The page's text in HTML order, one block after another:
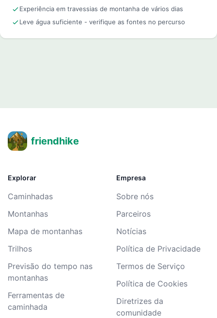
Experiência em travessias de montanha de vários dias
Leve água suficiente - verifique as fontes no percurso
friendhike
Explorar
Caminhadas
Montanhas
Mapa de montanhas
Trilhos
Previsão do tempo nas
montanhas
Ferramentas de
caminhada
Empresa
Sobre nós
Parceiros
Notícias
Política de Privacidade
Termos de Serviço
Política de Cookies
Diretrizes da
comunidade